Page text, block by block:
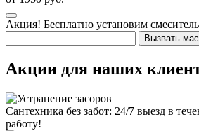
Акция! Бесплатно установим
Вызвать
Акции для наших
Сантехника без забот: 24/7 выезд в
работу!